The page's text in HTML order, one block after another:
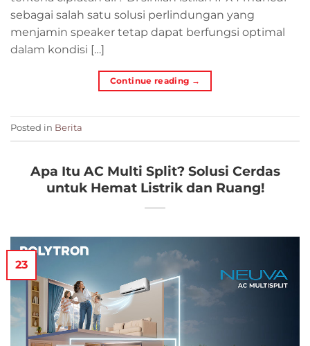
sebagai salah satu solusi perlindungan yang
menjamin speaker tetap dapat berfungsi optimal
dalam kondisi […]
Continue reading →
Posted in Berita
Apa Itu AC Multi Split? Solusi Cerdas
untuk Hemat Listrik dan Ruang!
23